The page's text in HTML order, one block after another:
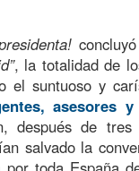
, la totalidad de
el suntuoso y
asesores
después de
salvado la